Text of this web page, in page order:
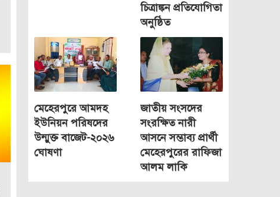
চিত্রাঙ্কন প্রতিযোগিতা
অনুষ্ঠিত
মেহেরপুরে আমদহ
ইউনিয়ন পরিষদের
উন্মুক্ত বাজেট-২০২৬
ঘোষণা
জাতীয় সংসদের
সংরক্ষিত নারী
আসনে সম্ভাব্য প্রার্থী
মেহেরপুরের রাফিজা
আলম লাকি